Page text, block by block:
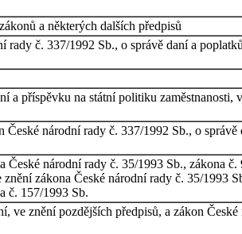
a některých dalších předpisů
č. 337/1992 Sb., o správě daní a
a příspěvku na státní politiku zaměstnanosti,
národní rady č. 337/1992 Sb., o
národní rady č. 35/1993 Sb., zákona č.
zákona České národní rady č. 35/1993
č. 157/1993 Sb.
ve znění pozdějších předpisů, a zákon České